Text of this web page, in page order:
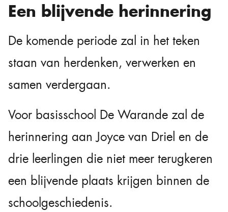
Een blijvende herinnering
De komende periode zal in het teken
staan van herdenken, verwerken en
samen verdergaan.
Voor basisschool De Warande zal de
herinnering aan Joyce van Driel en de
drie leerlingen die niet meer terugkeren
een blijvende plaats krijgen binnen de
schoolgeschiedenis.